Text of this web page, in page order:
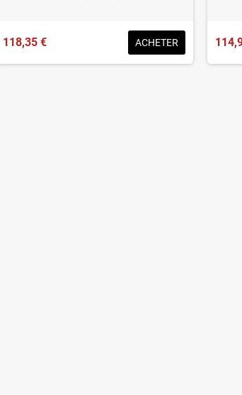
118,35 € ACHETER